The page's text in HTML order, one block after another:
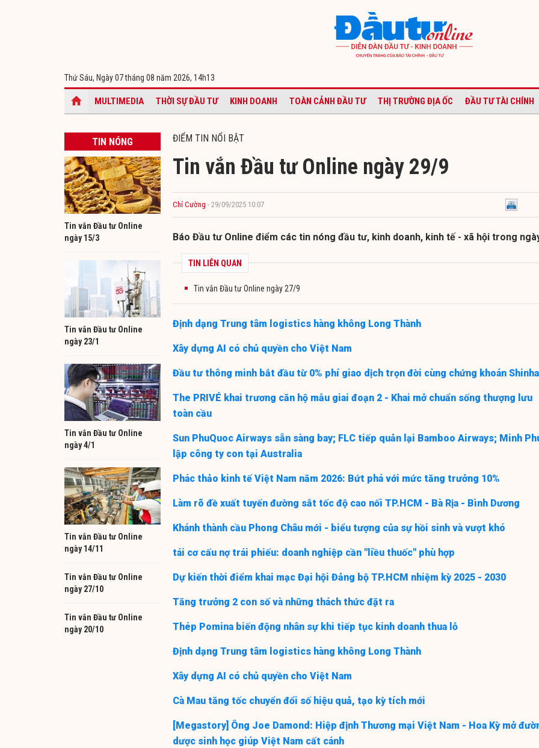
Thứ Sáu, Ngày 07 tháng 08 năm 2026, 14h13
MULTIMEDIA THỜI SỰ ĐẦU TƯ KINH DOANH TOÀN CẢNH ĐẦU TƯ THỊ TRƯỜNG ĐỊA ỐC ĐẦU TƯ TÀI CHÍNH
TIN NÓNG
Tin vắn Đầu tư Online
ngày 15/3
Tin vắn Đầu tư Online
ngày 23/1
Tin vắn Đầu tư Online
ngày 4/1
Tin vắn Đầu tư Online
ngày 14/11
Tin vắn Đầu tư Online
ngày 27/10
Tin vắn Đầu tư Online
ngày 20/10
ĐIỂM TIN NỔI BẬT
Tin vắn Đầu tư Online ngày 29/9
Chí Cường - 29/09/2025 10:07
Báo Đầu tư Online điểm các tin nóng đầu tư, kinh doanh, kinh tế - xã hội trong
TIN LIÊN QUAN
Tin vắn Đầu tư Online ngày 27/9
Định dạng Trung tâm logistics hàng không Long Thành
Xây dựng AI có chủ quyền cho Việt Nam
Đầu tư thông minh bắt đầu từ 0% phí giao dịch trọn đời cùng chứng khoán
The PRIVÉ khai trương căn hộ mẫu giai đoạn 2 - Khai mở chuẩn sống thượng lưu
toàn cầu
Sun PhuQuoc Airways sẵn sàng bay; FLC tiếp quản lại Bamboo Airways; Minh
lập công ty con tại Australia
Phác thảo kinh tế Việt Nam năm 2026: Bứt phá với mức tăng trưởng 10%
Làm rõ đề xuất tuyến đường sắt tốc độ cao nối TP.HCM - Bà Rịa - Bình Dương
Khánh thành cầu Phong Châu mới - biểu tượng của sự hồi sinh và vượt khó
tái cơ cấu nợ trái phiếu: doanh nghiệp cần "liều thuốc" phù hợp
Dự kiến thời điểm khai mạc Đại hội Đảng bộ TP.HCM nhiệm kỳ 2025 - 2030
Tăng trưởng 2 con số và những thách thức đặt ra
Thép Pomina biến động nhân sự khi tiếp tục kinh doanh thua lỗ
Định dạng Trung tâm logistics hàng không Long Thành
Xây dựng AI có chủ quyền cho Việt Nam
Cà Mau tăng tốc chuyển đổi số hiệu quả, tạo kỳ tích mới
[Megastory] Ông Joe Damond: Hiệp định Thương mại Việt Nam - Hoa Kỳ mở
dược sinh học giúp Việt Nam cất cánh